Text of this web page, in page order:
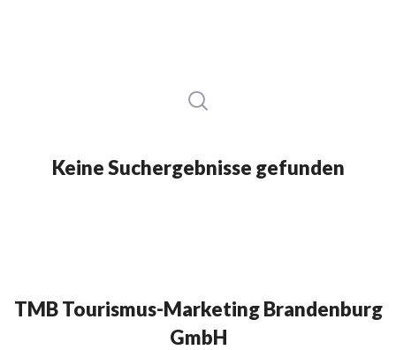
Keine Suchergebnisse gefunden
TMB Tourismus-Marketing Brandenburg
GmbH